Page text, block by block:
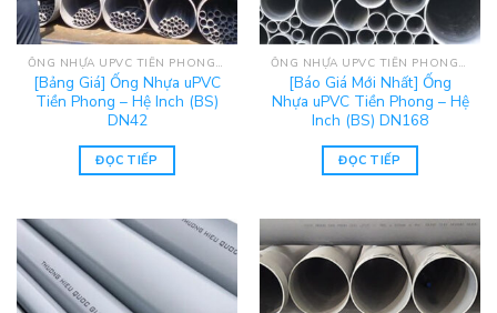
ỐNG NHỰA UPVC TIỀN PHONG - HỆ INCH (BS)
[Bảng Giá] Ống Nhựa uPVC
Tiền Phong – Hệ Inch (BS)
DN42
ĐỌC TIẾP
ỐNG NHỰA UPVC TIỀN PHONG - HỆ INCH (BS)
[Báo Giá Mới Nhất] Ống
Nhựa uPVC Tiền Phong – Hệ
Inch (BS) DN168
ĐỌC TIẾP